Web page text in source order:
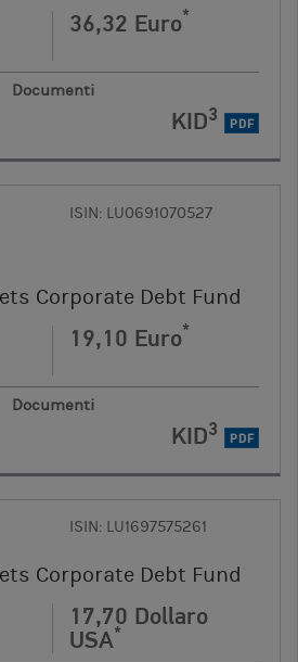
36,32 Euro*
Documenti
KID3 PDF
ISIN: LU0691070527
Corporate Debt Fund
19,10 Euro*
Documenti
KID3 PDF
ISIN: LU1697575261
Corporate Debt Fund
17,70 Dollaro
USA*